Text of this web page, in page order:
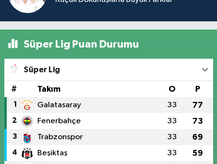
Süper Lig Puan Durumu
Süper Lig
# Takım O P
1 Galatasaray 33 77
2 Fenerbahçe 33 73
3 Trabzonspor 33 69
4 Beşiktaş 33 59